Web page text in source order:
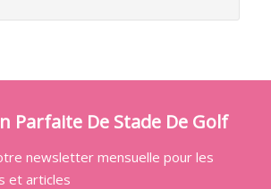
Parfaite De Stade De Golf
newsletter mensuelle pour les
et articles